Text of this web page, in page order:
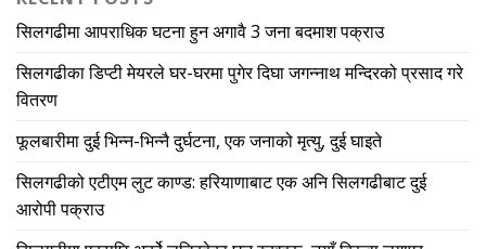
सिलगढीमा आपराधिक घटना हुन अगावै 3 जना बदमाश पक्राउ
सिलगढीका डिप्टी मेयरले घर-घरमा पुगेर दिघा जगन्नाथ मन्दिरको प्रसाद गरे
वितरण
फूलबारीमा दुई भिन्न-भिन्नै दुर्घटना, एक जनाको मृत्यु, दुई घाइते
सिलगढीको एटीएम लुट काण्ड: हरियाणाबाट एक अनि सिलगढीबाट दुई
आरोपी पक्राउ